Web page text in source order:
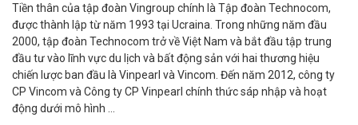
Tiền thân của tập đoàn Vingroup chính là Tập đoàn Technocom,
được thành lập từ năm 1993 tại Ucraina. Trong những năm đầu
2000, tập đoàn Technocom trở về Việt Nam và bắt đầu tập trung
đầu tư vào lĩnh vực du lịch và bất động sản với hai thương hiệu
chiến lược ban đầu là Vinpearl và Vincom. Đến năm 2012, công ty
CP Vincom và Công ty CP Vinpearl chính thức sáp nhập và hoạt
động dưới mô hình ...